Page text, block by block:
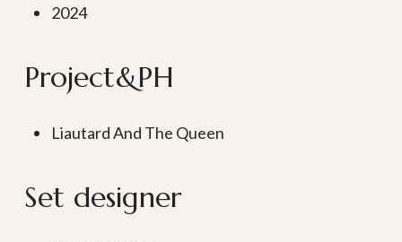
2024
Project&PH
Liautard And The Queen
Set designer